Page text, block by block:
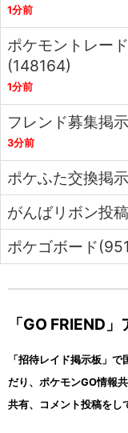
1分前
ポケモントレー
(148164)
1分前
フレンド募集掲
3分前
ポケふた交換掲
がんばリボン投
ポケゴボード
「GO FRIEND
「招待レイド掲示板」
だり、ポケモンGO情報
共有、コメント投稿をし